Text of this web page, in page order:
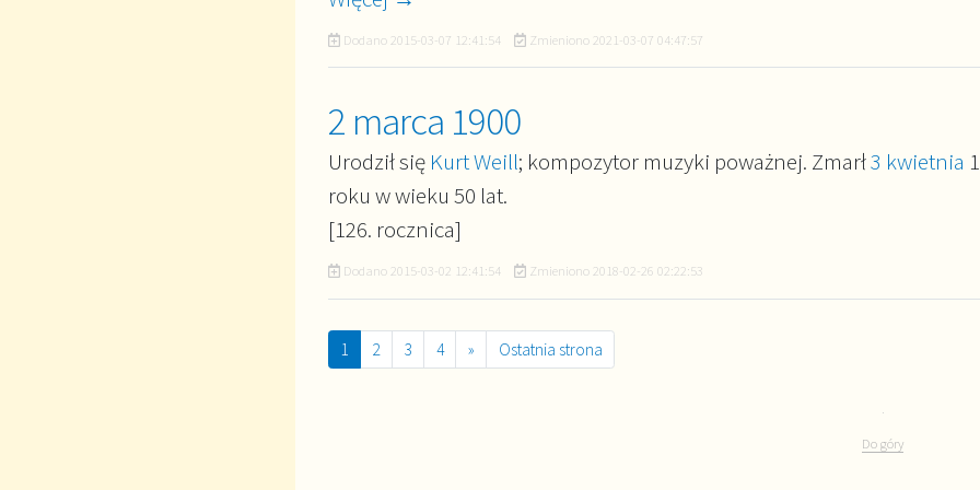
Dodano2015-03-07 12:41:54 Zmieniono2021-03-07 04:47:57
2 marca 1900
Urodził się Kurt Weill; kompozytor muzyki poważnej. Zmarł3 kwietnia
roku w wieku 50 lat.
[126. rocznica]
Dodano2015-03-02 12:41:54 Zmieniono2018-02-26 02:22:53
1 2 3 4 » Ostatnia strona
Do góry